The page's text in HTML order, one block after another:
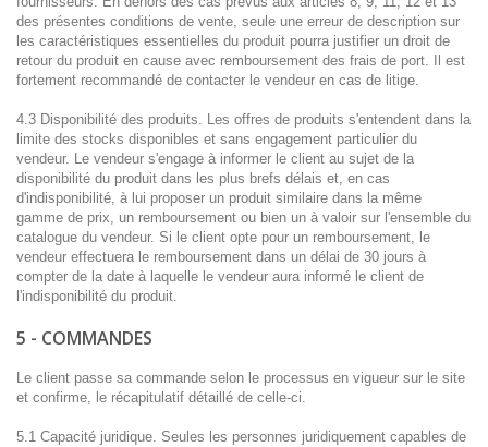
des présentes conditions de vente, seule une erreur de description sur
les caractéristiques essentielles du produit pourra justifier un droit de
retour du produit en cause avec remboursement des frais de port. Il est
fortement recommandé de contacter le vendeur en cas de litige.
4.3 Disponibilité des produits. Les offres de produits s'entendent dans la
limite des stocks disponibles et sans engagement particulier du
vendeur. Le vendeur s'engage à informer le client au sujet de la
disponibilité du produit dans les plus brefs délais et, en cas
d'indisponibilité, à lui proposer un produit similaire dans la même
gamme de prix, un remboursement ou bien un à valoir sur l'ensemble du
catalogue du vendeur. Si le client opte pour un remboursement, le
vendeur effectuera le remboursement dans un délai de 30 jours à
compter de la date à laquelle le vendeur aura informé le client de
l'indisponibilité du produit.
5 - COMMANDES
Le client passe sa commande selon le processus en vigueur sur le site
et confirme, le récapitulatif détaillé de celle-ci.
5.1 Capacité juridique. Seules les personnes juridiquement capables de